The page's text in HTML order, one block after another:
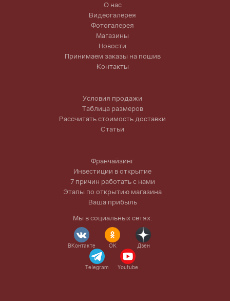
О нас
Видеогалерея
Фотогалерея
Магазины
Новости
Принимаем заказы на пошив
Контакты
Условия продажи
Таблица размеров
Рассчитать стоимость доставки
Статьи
Франчайзинг
Инвестиции в открытие
7 причин работать с нами
Этапы по открытию магазина
Ваша прибыль
Мы в социальных сетях:
ВКонтакте OK Дзен
Telegram Youtube